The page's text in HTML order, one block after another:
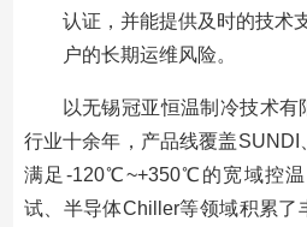
认证，并能提供及时的技术
户的长期运维风险。
以无锡冠亚恒温制冷技术
行业十余年，产品线覆盖SUNDI
满足-120℃~+350℃的宽域控
试、半导体Chiller等领域积累了